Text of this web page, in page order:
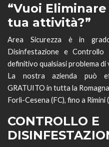
“Vuoi
tua attività?”
Area Sicurezza è in
Disinfestazione e
definitivo qualsiasi problema
La nostra azienda può
GRATUITO in tutta la
Forlì-Cesena (FC), fino a
CONTROLLO E